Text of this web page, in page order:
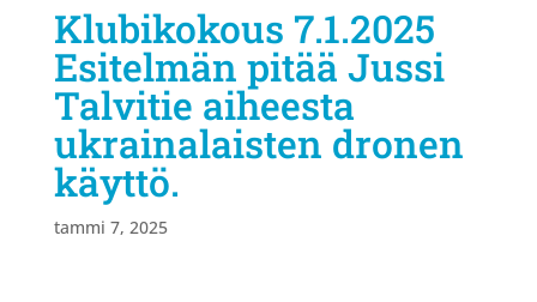
Klubikokous 7.1.2025
Esitelmän pitää Jussi
Talvitie aiheesta
ukrainalaisten dronen
käyttö.
tammi 7, 2025